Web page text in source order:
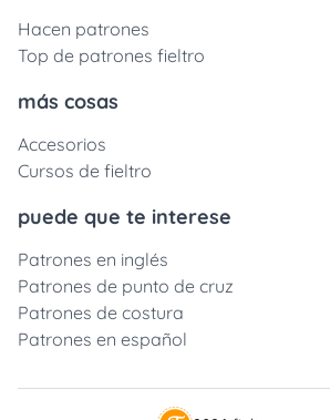
Hacen patrones
Top de patrones fieltro
más cosas
Accesorios
Cursos de fieltro
puede que te interese
Patrones en inglés
Patrones de punto de cruz
Patrones de costura
Patrones en español